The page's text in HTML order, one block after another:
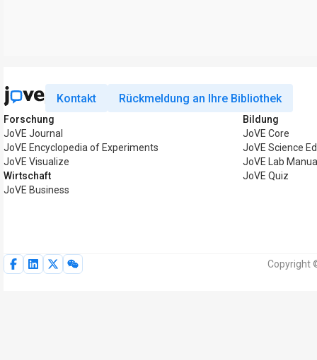
Kontakt Rückmeldung an Ihre Bibliothek
Forschung
JoVE Journal
JoVE Encyclopedia of Experiments
JoVE Visualize
Wirtschaft
JoVE Business
Bildung
JoVE Core
JoVE Science
JoVE Lab
JoVE Quiz
Copyright